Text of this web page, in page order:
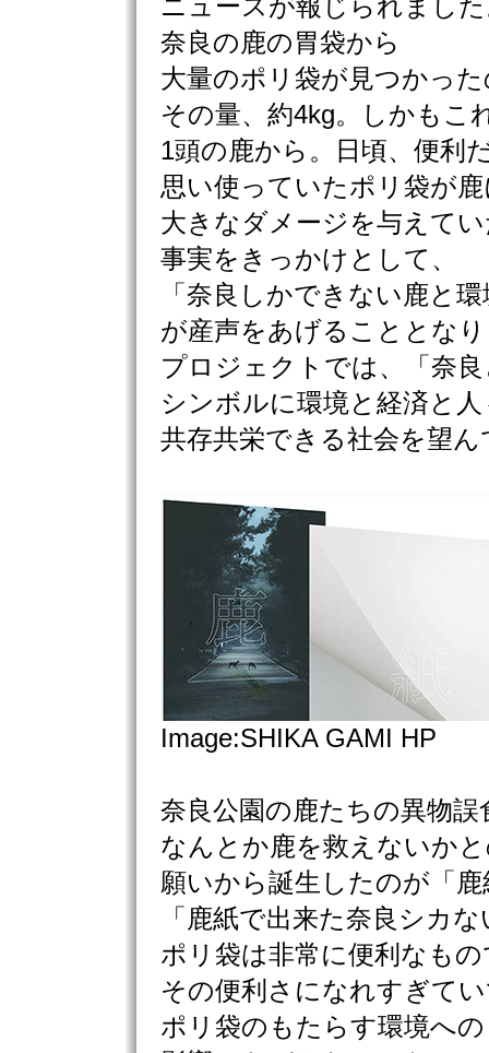
ニュースが報じられまし
奈良の鹿の胃袋から
大量のポリ袋が見つかっ
その量、約4kg。しかもこ
1頭の鹿から。日頃、便利
思い使っていたポリ袋が鹿
大きなダメージを与えて
事実をきっかけとして、
「奈良しかできない鹿と
が産声をあげることとな
プロジェクトでは、「奈
シンボルに環境と経済と人
共存共栄できる社会を望
Image:SHIKA GAMI HP
奈良公園の鹿たちの異物誤
なんとか鹿を救えないか
願いから誕生したのが「鹿
「鹿紙で出来た奈良シカ
ポリ袋は非常に便利なも
その便利さになれすぎて
ポリ袋のもたらす環境への